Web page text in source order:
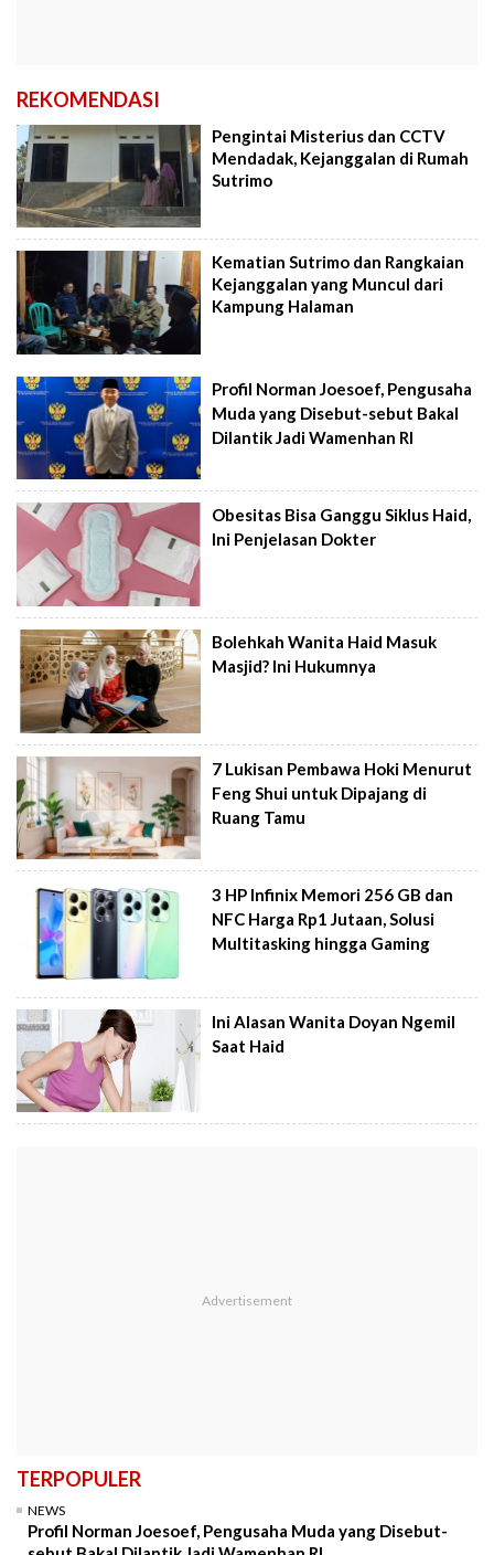
REKOMENDASI
Pengintai Misterius dan CCTV
Mendadak, Kejanggalan di Rumah
Sutrimo
Kematian Sutrimo dan Rangkaian
Kejanggalan yang Muncul dari
Kampung Halaman
Profil Norman Joesoef, Pengusaha
Muda yang Disebut-sebut Bakal
Dilantik Jadi Wamenhan RI
Obesitas Bisa Ganggu Siklus Haid,
Ini Penjelasan Dokter
Bolehkah Wanita Haid Masuk
Masjid? Ini Hukumnya
7 Lukisan Pembawa Hoki Menurut
Feng Shui untuk Dipajang di
Ruang Tamu
3 HP Infinix Memori 256 GB dan
NFC Harga Rp1 Jutaan, Solusi
Multitasking hingga Gaming
Ini Alasan Wanita Doyan Ngemil
Saat Haid
TERPOPULER
NEWS
Profil Norman Joesoef, Pengusaha Muda yang Disebut-